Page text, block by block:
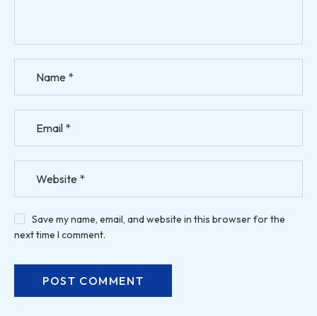
Save my name, email, and website in this browser for the
next time I comment.